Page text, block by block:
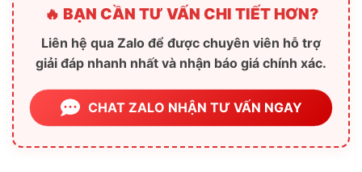
🔥 BẠN CẦN TƯ VẤN CHI TIẾT HƠN?
Liên hệ qua Zalo để được chuyên viên hỗ trợ
giải đáp nhanh nhất và nhận báo giá chính xác.
CHAT ZALO NHẬN TƯ VẤN NGAY